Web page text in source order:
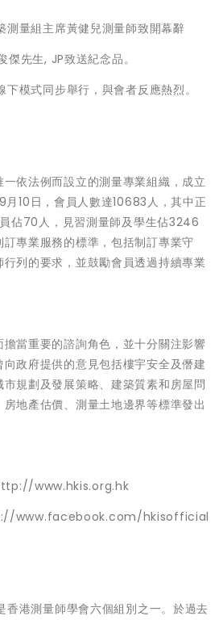
量組主席黃健兒測量師致開幕辭
先生, JP致送紀念品。
模式同步舉行，與會者反應熱烈。
依法例而設立的測量專業組織，成立
10日，會員人數達10683人，其中正
佔70人，見習測量師及學生佔3246
專業服務的標準，包括制訂專業守
列的要求，並鼓勵會員透過持續專業
當重要的諮詢角色，並十分關注影響
政府提供的意見包括樓宇安全及僭建
規劃及發展策略、建築質素和房屋問
地產估價、測量土地邊界等標準發出
www.hkis.org.hk
www.facebook.com/hkisofficial
香港測量師學會六個組別之一。於過去